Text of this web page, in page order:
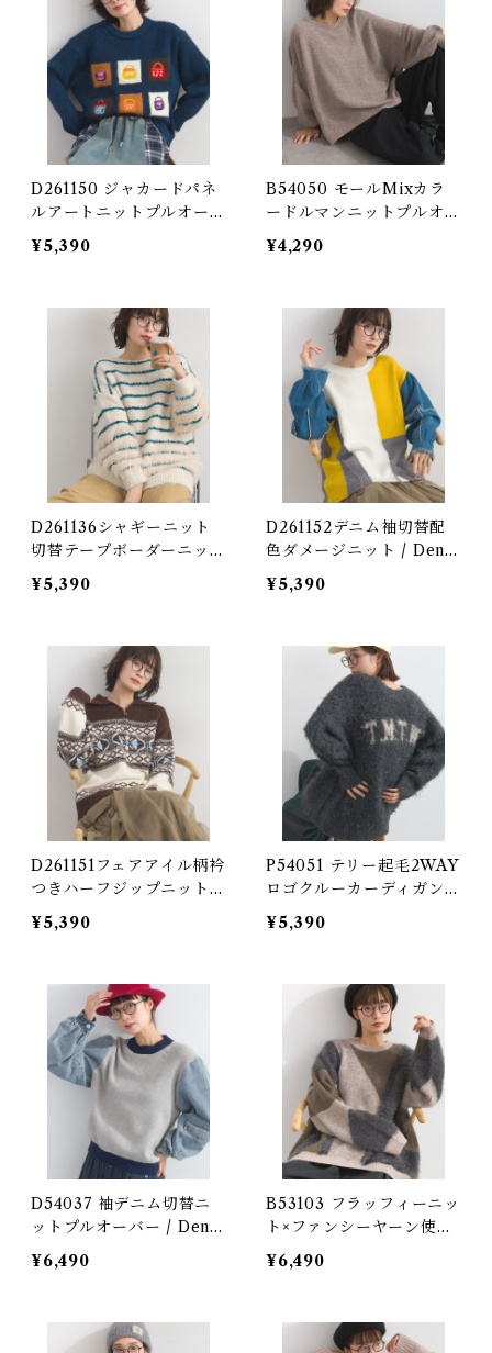
D261150 ジャカードパネ
ルアートニットプルオーバ
ー / Jacquard Panel Art
Knit Pullover 【restoc
¥5,390
B54050 モールMixカラ
ードルマンニットプルオー
バー / Mole Mix Color
Dolman Knit Pullover
¥4,290
D261136シャギーニット
切替テープボーダーニット
/ Shaggy Knit Tape Bor
der Sweater (残りわず
¥5,390
D261152デニム袖切替配
色ダメージニット / Deni
m Sleeve Color-Block
Distressed Knit (残りわ
¥5,390
D261151フェアアイル柄衿
つきハーフジップニット /
Fair Isle Collar Half-Zi
p Knit Pullover
¥5,390
P54051 テリー起毛2WAY
ロゴクルーカーディガン /
Terry Brushed 2-Way L
ogo Crew Cardigan (残
¥5,390
D54037 袖デニム切替ニ
ットプルオーバー / Deni
m Sleeve Switching Kni
t Pullover
¥6,490
B53103 フラッフィーニッ
ト×ファンシーヤーン使い
柄配色ニットプルオーバー
/ Fluffy Knit × Fancy Y
ock Pullover
¥6,490